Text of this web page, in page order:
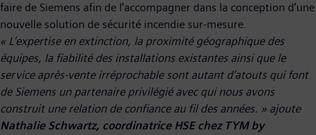
faire de Siemens afin de l’accompagner dans la conception d’une
nouvelle solution de sécurité incendie sur-mesure.
« L’expertise en extinction, la proximité géographique des
équipes, la fiabilité des installations existantes ainsi que le
service après-vente irréprochable sont autant d’atouts qui font
de Siemens un partenaire privilégié avec qui nous avons
construit une relation de confiance au fil des années. » ajoute
Nathalie Schwartz, coordinatrice HSE chez TYM by